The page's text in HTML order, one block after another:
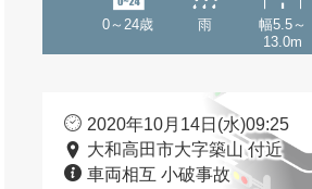
0～24歳 雨
幅5.5～
13.0m
2020年10月14日(水)09:25
大和高田市大字築山 付近
車両相互 小破事故